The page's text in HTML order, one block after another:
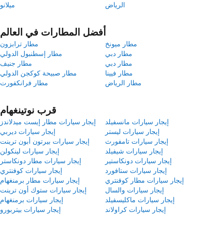
ميلانو
الرياض
أفضل المطارات في العالم
مطار ترابزون
مطار ميونخ
مطار إسطنبول الدولي
مطار دبي
مطار جنيف
مطار دبي
مطار صبيحة كوكجن الدولي
مطار فيينا
مطار فرانكفورت
مطار الرياض
قرب نوتينغهام
إيجار سيارات مطار إيست ميدلاندز
إيجار سيارات مانسفيلد
إيجار سيارات ديربي
إيجار سيارات ليستر
إيجار سيارات بيرتون أبون ترينت
إيجار سيارات تامفورث
إيجار سيارات لينكولن
إيجار سيارات شيفيلد
إيجار سيارات مطار دونكاستر
إيجار سيارات دونكاستير
إيجار سيارات كوفنتري
إيجار سيارات ستافورد
إيجار سيارات مطار برمنغهام
إيجار سيارات مطار كوفنتري
إيجار سيارات ستوك أون ترينت
إيجار سيارات والسال
إيجار سيارات برمنغهام
إيجار سيارات ماكليسفيلد
إيجار سيارات بيتربورو
إيجار سيارات كراولاند